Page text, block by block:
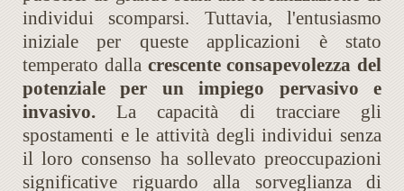
individui scomparsi. Tuttavia, l'entusiasmo
iniziale per queste applicazioni è stato
temperato dalla crescente consapevolezza del
potenziale per un impiego pervasivo e
invasivo. La capacità di tracciare gli
spostamenti e le attività degli individui senza
il loro consenso ha sollevato preoccupazioni
significative riguardo alla sorveglianza di